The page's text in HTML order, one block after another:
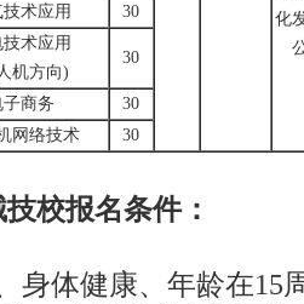
化
技术应用 30
术应用
机方向)
30
子商务
30
网络技术 30
校报名条件：
身体健康、年龄在15